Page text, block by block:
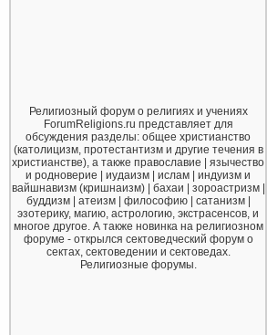
Религиозный форум о религиях и учениях
ForumReligions.ru представляет для
обсуждения разделы: общее христианство
(католицизм, протестантизм и другие течения в
христианстве), а также православие | язычество
и родноверие | иудаизм | ислам | индуизм и
вайшнавизм (кришнаизм) | бахаи | зороастризм |
буддизм | атеизм | философию | сатанизм |
эзотерику, магию, астрологию, экстрасенсов, и
многое другое. А также новинка на религиозном
форуме - открылся сектоведческий форум о
сектах, сектоведении и сектоведах.
Религиозные форумы.